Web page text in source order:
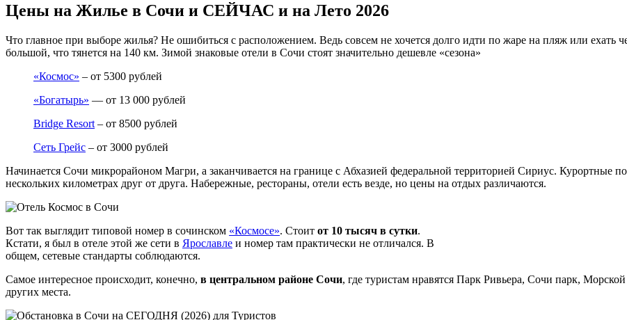
Цены на Жилье в Сочи и СЕЙЧАС и на Лето 2026
Что главное при выборе жилья? Не ошибиться с расположением. Ведь совсем не хочется долго идти по жаре на пляж или
большой, что тянется на 140 км. Зимой знаковые отели в Сочи стоят значительно дешевле «сезона»
«Космос» – от 5300 рублей
«Богатырь» — от 13 000 рублей
Bridge Resort – от 8500 рублей
Сеть Грейс – от 3000 рублей
Начинается Сочи микрорайоном Магри, а заканчивается на границе с Абхазией федеральной территорией Сириус. Курортные
нескольких километрах друг от друга. Набережные, рестораны, отели есть везде, но цены на отдых различаются.
Вот так выглядит типовой номер в сочинском «Космосе». Стоит от 10 тысяч в сутки.
Кстати, я был в отеле этой же сети в Ярославле и номер там практически не отличался. В
общем, сетевые стандарты соблюдаются.
Самое интересное происходит, конечно, в центральном районе Сочи, где туристам нравятся Парк Ривьера, Сочи парк,
других места.